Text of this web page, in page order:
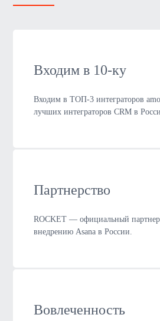
Входим в 10-ку
Входим в ТОП-3 интеграторов
лучших интеграторов CRM в
Партнерство
ROCKET — официальный партнер
внедрению Asana в России.
Вовлеченность